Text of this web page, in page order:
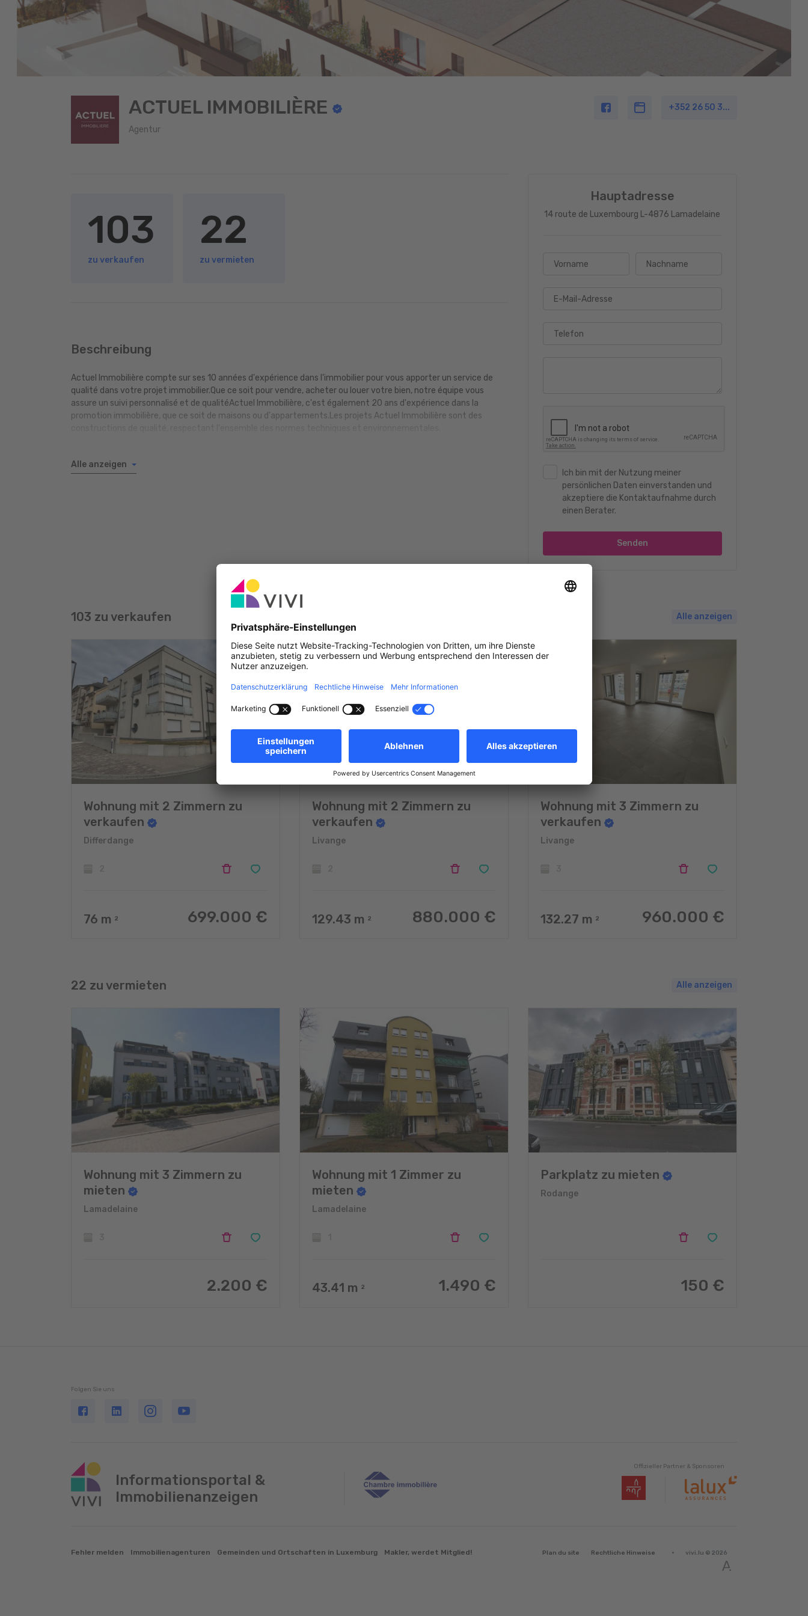
+352 26 50 3...
ACTUEL IMMOBILIÈRE
Agentur
Hauptadresse
14 route de Luxembourg L-4876 Lamadelaine
Vorname Nachname
E-Mail-Adresse
Telefon
Ich bin mit der Nutzung meiner
persönlichen Daten einverstanden und
akzeptiere die Kontaktaufnahme durch
einen Berater.
Senden
103
zu verkaufen
22
zu vermieten
Beschreibung
Actuel Immobilière compte sur ses 10 années d'expérience dans l'immobilier pour vous apporter un service de
qualité dans votre projet immobilier.Que ce soit pour vendre, acheter ou louer votre bien, notre équipe vous
assure un suivi personnalisé et de qualitéActuel Immobilière, c'est également 20 ans d'expérience dans la
promotion immobilière, que ce soit de maisons ou d'appartements.Les projets Actuel Immobilière sont des
Alle anzeigen
103 zu verkaufen Alle anzeigen
Wohnung mit 2 Zimmern zu
verkaufen
Differdange
76 m 2 699.000 €
Wohnung mit 2 Zimmern zu
verkaufen
Livange
129.43 m 2 880.000 €
Wohnung mit 3 Zimmern zu
verkaufen
Livange
132.27 m 2 960.000 €
22 zu vermieten Alle anzeigen
Wohnung mit 3 Zimmern zu
mieten
Lamadelaine
2.200 €
Wohnung mit 1 Zimmer zu
mieten
Lamadelaine
43.41 m 2 1.490 €
Parkplatz zu mieten
Rodange
150 €
Folgen Sie uns
Informationsportal &
Immobilienanzeigen
Offizieller Partner & Sponsoren
Fehler melden Immobilienagenturen Gemeinden und Ortschaften in Luxemburg Makler, werdet Mitglied! Plan du site Rechtliche Hinweise · vivi.lu © 2026